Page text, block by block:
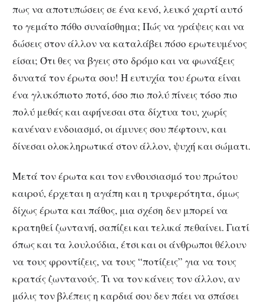
πως να αποτυπώσεις σε ένα κενό, λευκό χαρτί αυτό
το γεμάτο πόθο συναίσθημα; Πώς να γράψεις και να
δώσεις στον άλλον να καταλάβει πόσο ερωτευμένος
είσαι; Ότι θες να βγεις στο δρόμο και να φωνάξεις
δυνατά τον έρωτα σου! Η ευτυχία του έρωτα είναι
ένα γλυκόπιοτο ποτό, όσο πιο πολύ πίνεις τόσο πιο
πολύ μεθάς και αφήνεσαι στα δίχτυα του, χωρίς
κανέναν ενδοιασμό, οι άμυνες σου πέφτουν, και
δίνεσαι ολοκληρωτικά στον άλλον, ψυχή και σώματι.
Μετά τον έρωτα και τον ενθουσιασμό του πρώτου
καιρού, έρχεται η αγάπη και η τρυφερότητα, όμως
δίχως έρωτα και πάθος, μια σχέση δεν μπορεί να
κρατηθεί ζωντανή, σαπίζει και τελικά πεθαίνει. Γιατί
όπως και τα λουλούδια, έτσι και οι άνθρωποι θέλουν
να τους φροντίζεις, να τους “ποτίζεις” για να τους
κρατάς ζωντανούς. Τι να τον κάνεις τον άλλον, αν
μόλις τον βλέπεις η καρδιά σου δεν πάει να σπάσει